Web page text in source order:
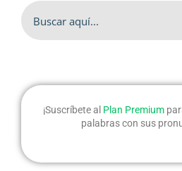
¡Suscríbete al Plan Premium
palabras con sus